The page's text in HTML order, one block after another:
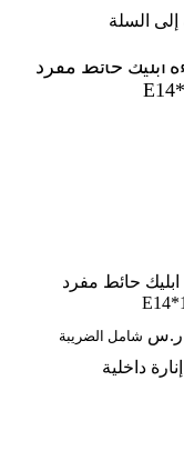
إلى السلة
ابليك حائط مفرد
ر.س شامل الضريبة
إنارة داخلية